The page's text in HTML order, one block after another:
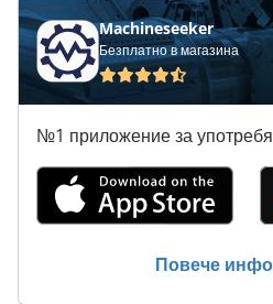
Machineseeker
Безплатно в магазина
№1 приложение за
Повече